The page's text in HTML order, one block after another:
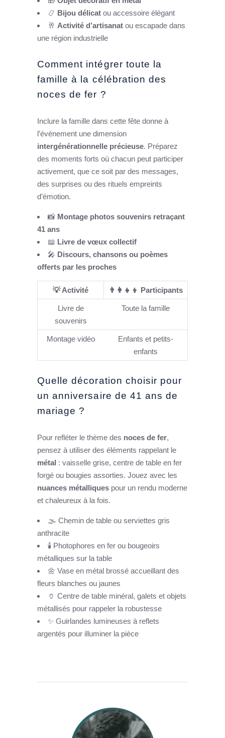
📿 Bijou délicat ou accessoire élégant
🥂 Activité d’artisanat ou escapade dans
une région industrielle
Comment intégrer toute la
famille à la célébration des
noces de fer ?
Inclure la famille dans cette fête donne à
l’événement une dimension
intergénérationnelle précieuse. Préparez
des moments forts où chacun peut participer
activement, que ce soit par des messages,
des surprises ou des rituels empreints
d’émotion.
📸 Montage photos souvenirs retraçant
41 ans
📖 Livre de vœux collectif
🎤 Discours, chansons ou poèmes
offerts par les proches
💡 Activité 👨‍👩‍👧‍👦 Participants
Livre de
souvenirs
Toute la famille
Montage vidéo
Enfants et petits-
enfants
Quelle décoration choisir pour
un anniversaire de 41 ans de
mariage ?
Pour refléter le thème des noces de fer,
pensez à utiliser des éléments rappelant le
métal : vaisselle grise, centre de table en fer
forgé ou bougies assorties. Jouez avec les
nuances métalliques pour un rendu moderne
et chaleureux à la fois.
🌫️ Chemin de table ou serviettes gris
anthracite
🕯️ Photophores en fer ou bougeoirs
métalliques sur la table
🌼 Vase en métal brossé accueillant des
fleurs blanches ou jaunes
🏺 Centre de table minéral, galets et objets
métallisés pour rappeler la robustesse
✨ Guirlandes lumineuses à reflets
argentés pour illuminer la pièce